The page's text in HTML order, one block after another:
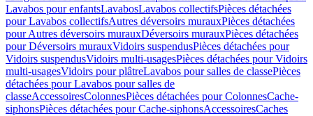
Lavabos pour enfantsLavabosLavabos collectifsPièces détachées
pour Lavabos collectifsAutres déversoirs murauxPièces détachées
pour Autres déversoirs murauxDéversoirs murauxPièces détachées
pour Déversoirs murauxVidoirs suspendusPièces détachées pour
Vidoirs suspendusVidoirs multi-usagesPièces détachées pour Vidoirs
multi-usagesVidoirs pour plâtreLavabos pour salles de classePièces
détachées pour Lavabos pour salles de
classeAccessoiresColonnesPièces détachées pour ColonnesCache-
siphonsPièces détachées pour Cache-siphonsAccessoiresCaches